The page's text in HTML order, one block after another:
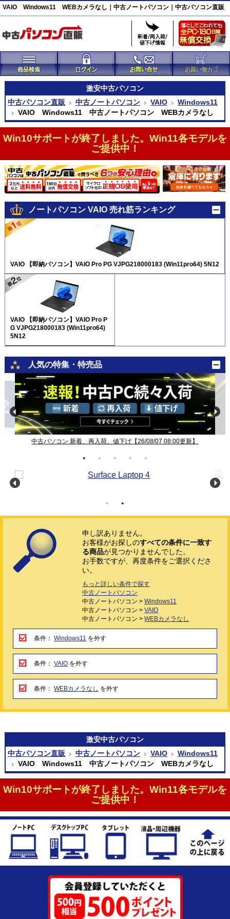
VAIO Windows11 WEBカメラなし｜中古ノートパソコン｜中古パソコン直販
激安中古パソコン
中古パソコン直販
中古ノートパソコン VAIO
Windows11
VAIO Windows11 中古ノートパソコン WEBカメラなし
Win10サポートが終了しました。Win11各モデルを
ご提供中！
ノートパソコン VAIO 売れ筋ランキング
VAIO 【即納パソコン】VAIO Pro PG VJPG218000183 (Win11pro64) 5N12
VAIO 【即納パソコン】VAIO Pro P
G VJPG218000183 (Win11pro64)
5N12
人気の特集・特売品
中古パソコン 新着、再入荷、値下げ【26/08/07 08:00更新】
申し訳ありません。
お客様がお探しのすべての条件に一致す
る商品が見つかりませんでした。
お手数ですが、再度条件をご選択くださ
い。
もっと詳しい条件で探す
中古ノートパソコン
中古ノートパソコン >Windows11
中古ノートパソコン >VAIO
中古ノートパソコン >WEBカメラなし
条件： Windows11 を外す
条件： VAIO を外す
条件： WEBカメラなし を外す
激安中古パソコン
中古パソコン直販
中古ノートパソコン VAIO
Windows11
VAIO Windows11 中古ノートパソコン WEBカメラなし
Win10サポートが終了しました。Win11各モデルを
ご提供中！